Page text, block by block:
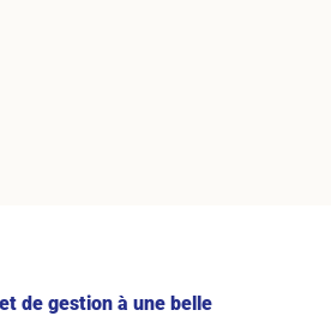
de gestion à une belle